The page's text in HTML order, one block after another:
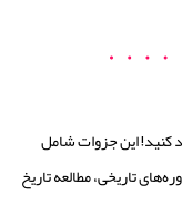
کنید! این جزوات شامل
تاریخی، مطالعه تاریخ